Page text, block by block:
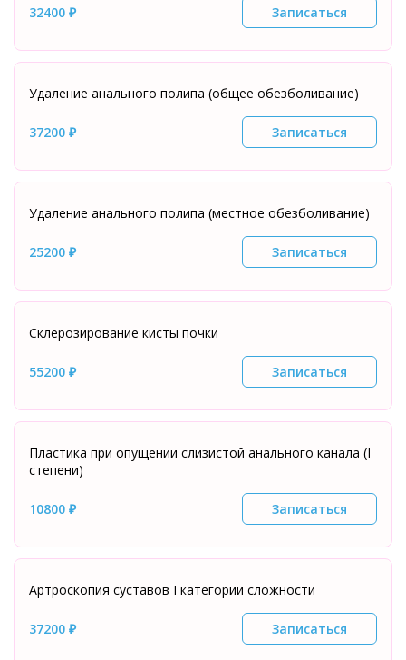
32400 ₽ Записаться
Удаление анального полипа (общее обезболивание)
37200 ₽ Записаться
Удаление анального полипа (местное обезболивание)
25200 ₽ Записаться
Склерозирование кисты почки
55200 ₽ Записаться
Пластика при опущении слизистой анального канала (I
степени)
10800 ₽ Записаться
Артроскопия суставов I категории сложности
37200 ₽ Записаться